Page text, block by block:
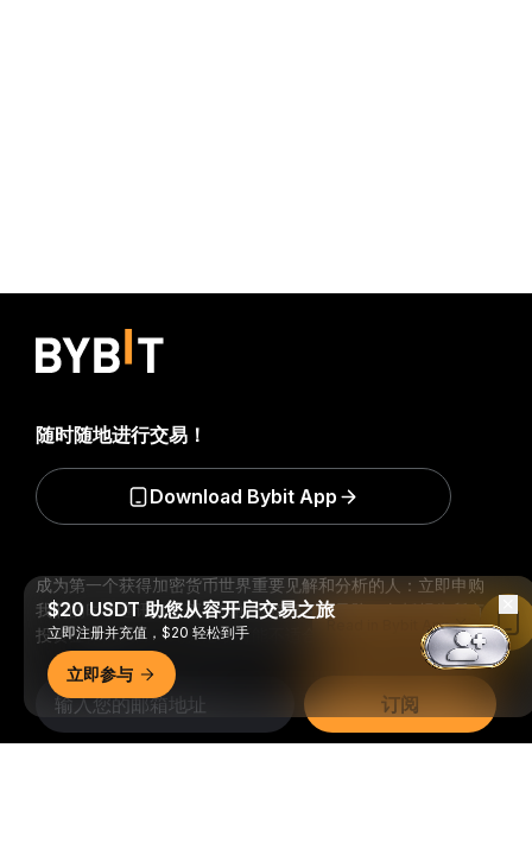
成为第一个获得加密货币世界重要见解和分析的人：立即申购
我们的时事通讯。全部形式的投资都存在风险，包括损失所有
投资金额的风险。此类活动可能不适合所有人。
订阅
随时随地进行交易！
Download Bybit App
$20 USDT 助您从容开启交易之旅
立即注册并充值，$20 轻松到手
立即参与
Read in Bybit App